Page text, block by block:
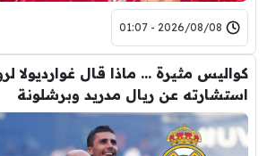
2026/08/08 - 01:07
كواليس مثيرة … ماذا قال غوارديولا
استشارته عن ريال مدريد وبرشلونة